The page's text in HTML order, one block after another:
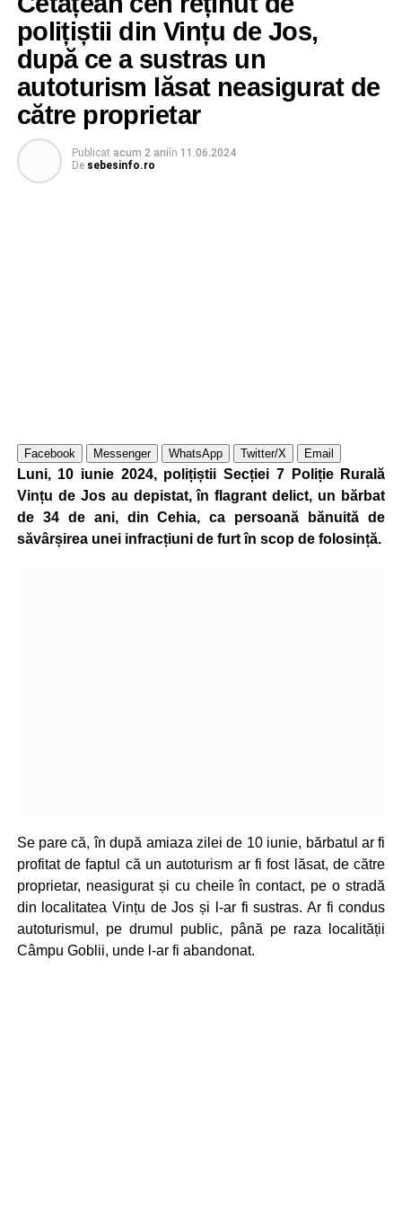
polițiștii din Vințu de Jos,
după ce a sustras un
autoturism lăsat neasigurat de
către proprietar
Publicat acum 2 aniîn 11.06.2024
De sebesinfo.ro
Facebook Messenger WhatsApp Twitter/X Email
Luni, 10 iunie 2024, polițiștii Secției 7 Poliție Rurală
Vințu de Jos au depistat, în flagrant delict, un bărbat
de 34 de ani, din Cehia, ca persoană bănuită de
săvârșirea unei infracțiuni de furt în scop de folosință.
Se pare că, în după amiaza zilei de 10 iunie, bărbatul ar fi
profitat de faptul că un autoturism ar fi fost lăsat, de către
proprietar, neasigurat și cu cheile în contact, pe o stradă
din localitatea Vințu de Jos și l-ar fi sustras. Ar fi condus
autoturismul, pe drumul public, până pe raza localității
Câmpu Goblii, unde l-ar fi abandonat.